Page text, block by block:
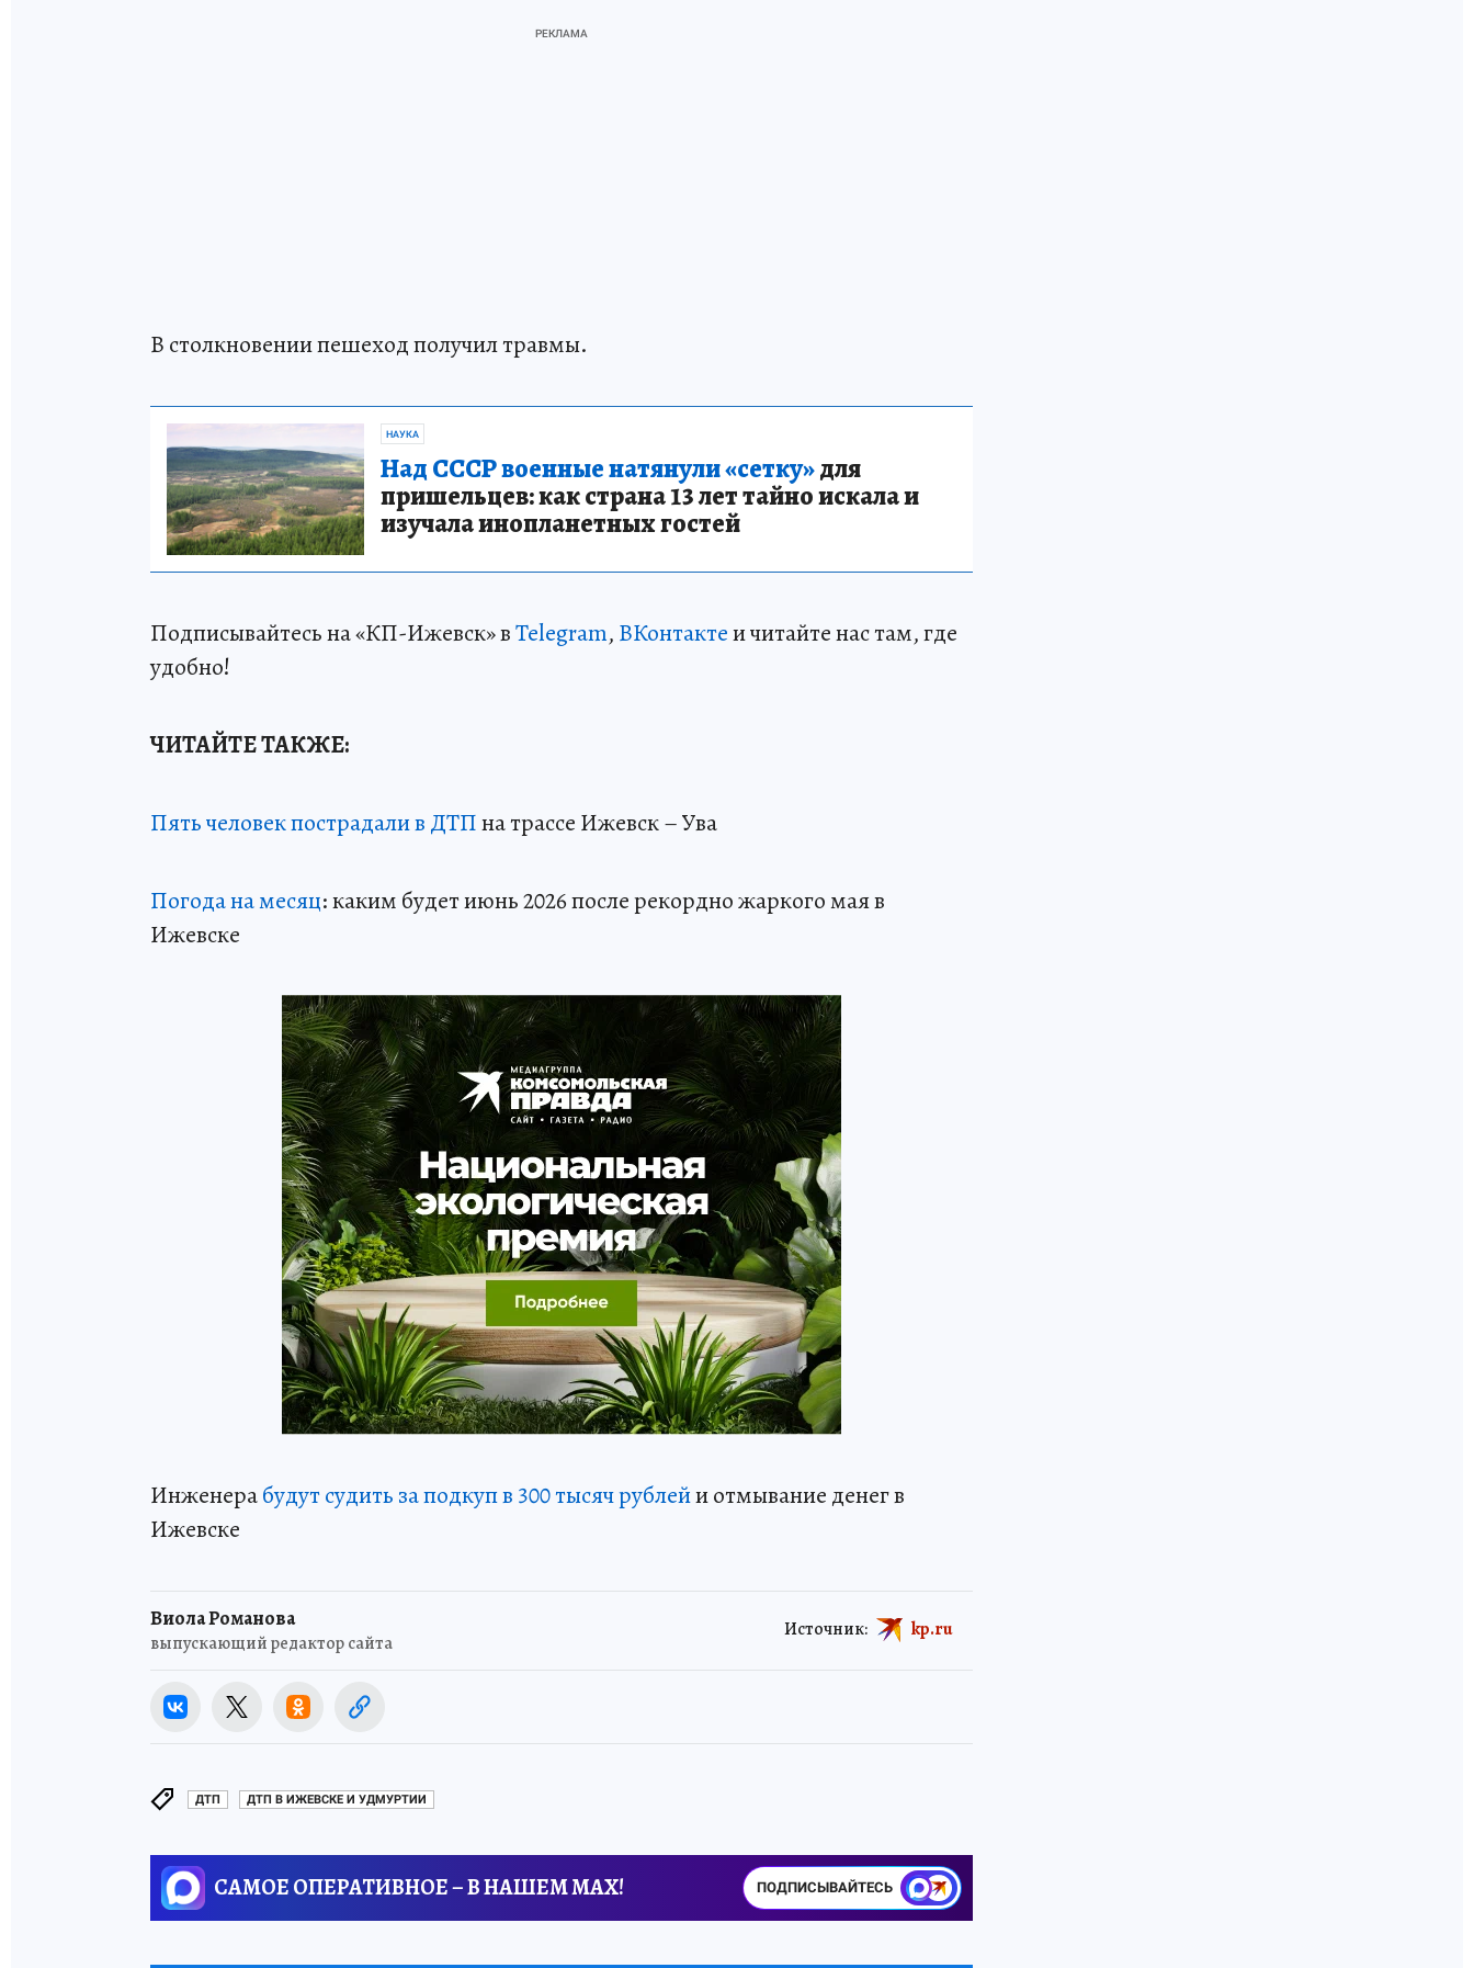
В столкновении пешеход получил травмы.
НАУКА
Над СССР военные натянули «сетку»для
пришельцев: как страна 13 лет тайно искала и
изучала инопланетных гостей
Подписывайтесь на «КП-Ижевск» вTelegram, ВКонтактеи читайте нас там, где
удобно!
ЧИТАЙТЕ ТАКЖЕ:
Пять человек пострадали в ДТПна трассе Ижевск – Ува
Погода на месяц: каким будет июнь 2026 после рекордно жаркого мая в
Ижевске
Инженерабудут судить за подкуп в 300 тысяч рублейи отмывание денег в
Ижевске
Виола Романова
выпускающий редактор сайта
Источник: kp.ru
ДТП ДТП В ИЖЕВСКЕ И УДМУРТИИ
САМОЕ ОПЕРАТИВНОЕ – В НАШЕМ MAX! ПОДПИСЫВАЙТЕСЬ